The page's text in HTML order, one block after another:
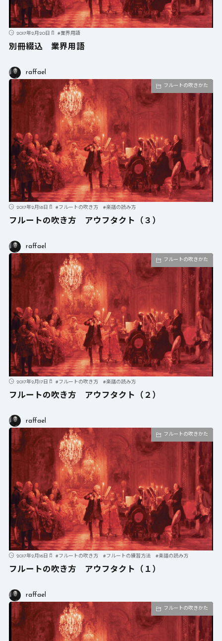
2017年2月20日 #業界用語
別冊綴込 業界用語
raffael
フルートの吹きかた
2017年2月18日 # フルートの吹き方 #楽譜の読み方
フルートの吹き方 アウフタクト（３）
raffael
フルートの吹きかた
2017年2月17日 #フルートの吹き方 #楽譜の読み方
フルートの吹き方 アウフタクト（２）
raffael
フルートの吹きかた
2017年2月16日 #フルートの吹き方 #フルートの練習方法 #楽譜の読み方
フルートの吹き方 アウフタクト（１）
raffael
フルートの吹きかた